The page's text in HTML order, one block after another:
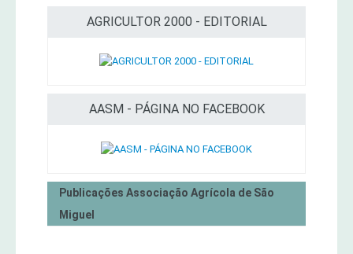
AGRICULTOR 2000 - EDITORIAL
AASM - PÁGINA NO FACEBOOK
Publicações Associação Agrícola de São
Miguel